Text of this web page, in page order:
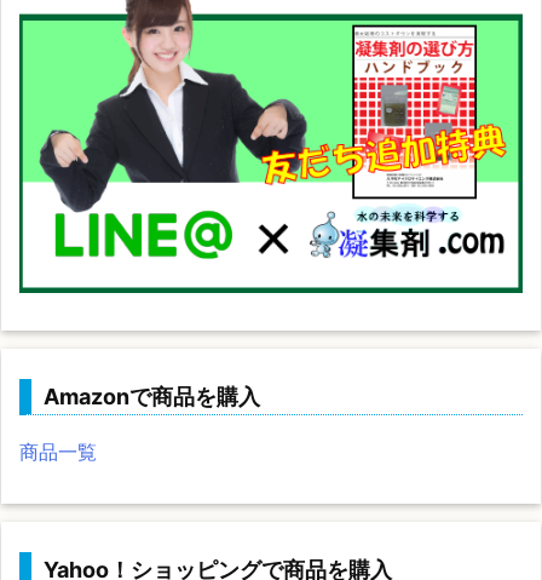
Amazonで商品を購入
商品一覧
Yahoo！ショッピングで商品を購入